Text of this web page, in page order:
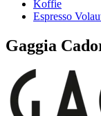
Koffie
Espresso
Gaggia